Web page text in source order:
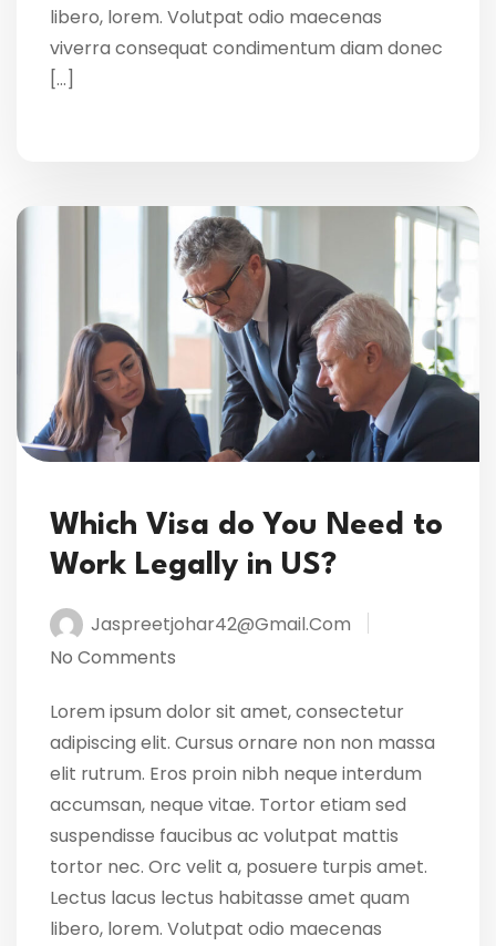
libero, lorem. Volutpat odio maecenas
viverra consequat condimentum diam donec
[…]
Which Visa do You Need to
Work Legally in US?
Jaspreetjohar42@gmail.com
No Comments
Lorem ipsum dolor sit amet, consectetur
adipiscing elit. Cursus ornare non non massa
elit rutrum. Eros proin nibh neque interdum
accumsan, neque vitae. Tortor etiam sed
suspendisse faucibus ac volutpat mattis
tortor nec. Orc velit a, posuere turpis amet.
Lectus lacus lectus habitasse amet quam
libero, lorem. Volutpat odio maecenas